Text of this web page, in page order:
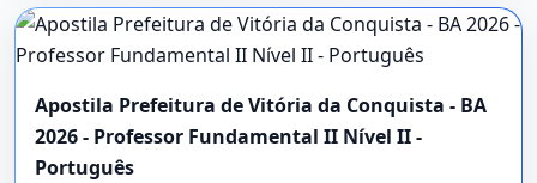
Apostila Prefeitura de Vitória da Conquista - BA
2026 - Professor Fundamental II Nível II -
Português